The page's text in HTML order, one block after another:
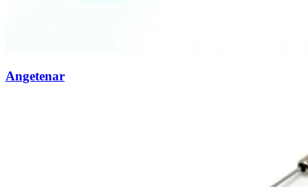
Angetenar